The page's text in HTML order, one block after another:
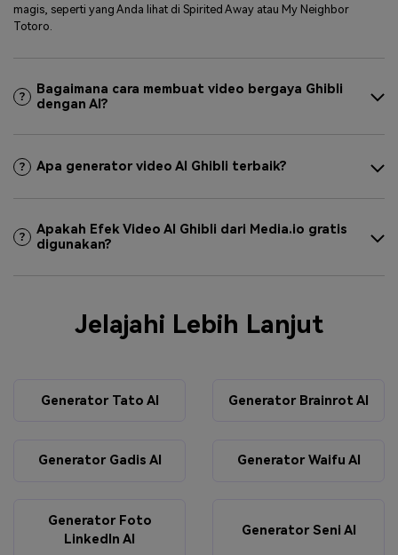
magis, seperti yang Anda lihat di Spirited Away atau My Neighbor
Totoro.
Bagaimana cara membuat video bergaya Ghibli
dengan AI?
Apa generator video AI Ghibli terbaik?
Apakah Efek Video AI Ghibli dari Media.io gratis
digunakan?
Jelajahi Lebih Lanjut
Generator Tato AI Generator Brainrot AI
Generator Gadis AI Generator Waifu AI
Generator Foto
LinkedIn AI
Generator Seni AI